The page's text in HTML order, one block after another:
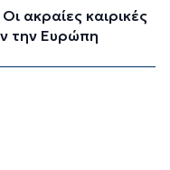
ακραίες καιρικές
την Ευρώπη